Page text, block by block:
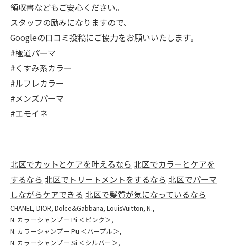
領収書などもご安心ください。
スタッフの励みになりますので、
Googleの口コミ投稿にご協力をお願いいたします。
#極道パーマ
#くすみ系カラー
#ルフレカラー
#メンズパーマ
#エモイネ
北区でカットとケアを叶えるなら 北区でカラーとケアを
するなら 北区でトリートメントをするなら 北区でパーマ
しながらケアできる 北区で髪質が気になっているなら
CHANEL DIOR Dolce&Gabbana LouisVuitton N.
N. カラーシャンプー Pi ＜ピンク＞
N. カラーシャンプー Pu ＜パープル＞
N. カラーシャンプー Si ＜シルバー＞